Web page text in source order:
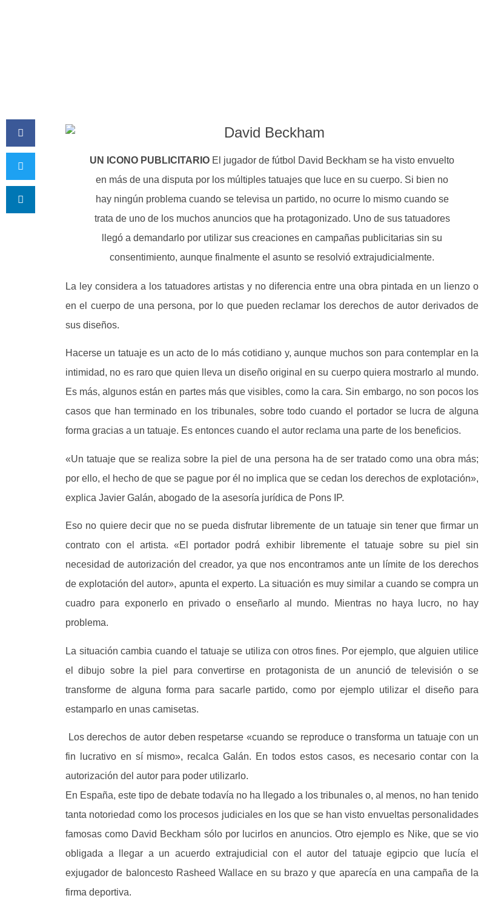
UN ICONO PUBLICITARIO El jugador de fútbol David Beckham se ha visto envuelto
en más de una disputa por los múltiples tatuajes que luce en su cuerpo. Si bien no
hay ningún problema cuando se televisa un partido, no ocurre lo mismo cuando se
trata de uno de los muchos anuncios que ha protagonizado. Uno de sus tatuadores
llegó a demandarlo por utilizar sus creaciones en campañas publicitarias sin su
consentimiento, aunque finalmente el asunto se resolvió extrajudicialmente.
La ley considera a los tatuadores artistas y no diferencia entre una obra pintada en un lienzo o
en el cuerpo de una persona, por lo que pueden reclamar los derechos de autor derivados de
sus diseños.
Hacerse un tatuaje es un acto de lo más cotidiano y, aunque muchos son para contemplar en la
intimidad, no es raro que quien lleva un diseño original en su cuerpo quiera mostrarlo al mundo.
Es más, algunos están en partes más que visibles, como la cara. Sin embargo, no son pocos los
casos que han terminado en los tribunales, sobre todo cuando el portador se lucra de alguna
forma gracias a un tatuaje. Es entonces cuando el autor reclama una parte de los beneficios.
«Un tatuaje que se realiza sobre la piel de una persona ha de ser tratado como una obra más;
por ello, el hecho de que se pague por él no implica que se cedan los derechos de explotación»,
explica Javier Galán, abogado de la asesoría jurídica de Pons IP.
Eso no quiere decir que no se pueda disfrutar libremente de un tatuaje sin tener que firmar un
contrato con el artista. «El portador podrá exhibir libremente el tatuaje sobre su piel sin
necesidad de autorización del creador, ya que nos encontramos ante un límite de los derechos
de explotación del autor», apunta el experto. La situación es muy similar a cuando se compra un
cuadro para exponerlo en privado o enseñarlo al mundo. Mientras no haya lucro, no hay
problema.
La situación cambia cuando el tatuaje se utiliza con otros fines. Por ejemplo, que alguien utilice
el dibujo sobre la piel para convertirse en protagonista de un anunció de televisión o se
transforme de alguna forma para sacarle partido, como por ejemplo utilizar el diseño para
estamparlo en unas camisetas.
Los derechos de autor deben respetarse «cuando se reproduce o transforma un tatuaje con un
fin lucrativo en sí mismo», recalca Galán. En todos estos casos, es necesario contar con la
autorización del autor para poder utilizarlo.
En España, este tipo de debate todavía no ha llegado a los tribunales o, al menos, no han tenido
tanta notoriedad como los procesos judiciales en los que se han visto envueltas personalidades
famosas como David Beckham sólo por lucirlos en anuncios. Otro ejemplo es Nike, que se vio
obligada a llegar a un acuerdo extrajudicial con el autor del tatuaje egipcio que lucía el
exjugador de baloncesto Rasheed Wallace en su brazo y que aparecía en una campaña de la
firma deportiva.